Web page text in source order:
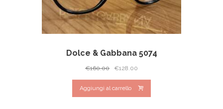
Dolce & Gabbana 5074
€160.00
Il
originale
era:
€128.00
attuale
è:
Aggiungi al carrello